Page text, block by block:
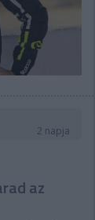
2 napja
az